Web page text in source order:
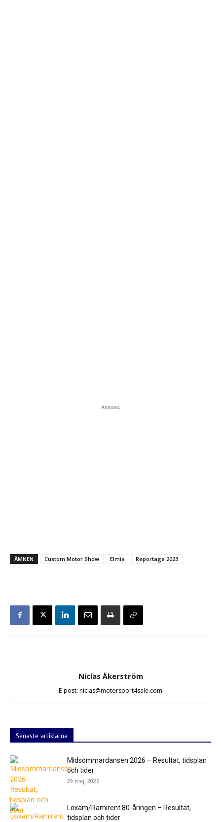
Annons:
ÄMNEN Custom Motor Show Elmia Reportage 2023
Niclas Åkerström
E-post: niclas@motorsport4sale.com
Senaste artiklarna
Midsommardansen 2026 – Resultat, tidsplan
och tider
29 maj, 2026
Loxam/Ramirent 80-åringen – Resultat,
tidsplan och tider